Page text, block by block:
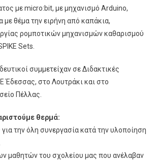
με micro:bit, με μηχανισμό Arduino,
με θέμα την ειρήνη από καπάκια,
ρομποτικών μηχανισμών καθαρισμού
Sets.
συμμετείχαν σε Διδακτικές
Έδεσσας, στο Λουτράκι και στο
Πέλλας.
θερμά:
την όλη συνεργασία κατά την υλοποίηση
μαθητών του σχολείου μας που ανέλαβαν